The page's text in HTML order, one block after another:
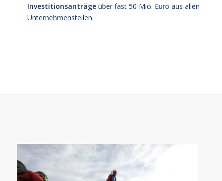
Investitionsanträgeüber fast 50 Mio. Euro aus allen
Unternehmensteilen.